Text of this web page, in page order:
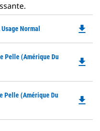
Normal file_download
Pelle (Amérique Du
file_download
Pelle (Amérique Du
file_download